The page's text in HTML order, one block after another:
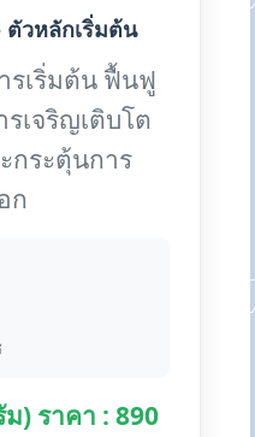
ตัวหลักเริ่มต้น
รเริ่มต้น ฟื้นฟู
เจริญเติบโต
กระตุ้นการ
ก
) ราคา : 890